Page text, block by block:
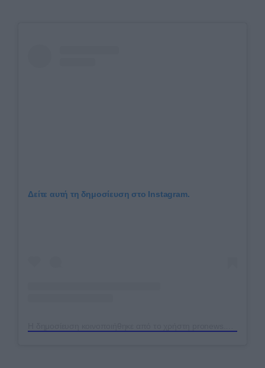
Δείτε αυτή τη δημοσίευση στο Instagram.